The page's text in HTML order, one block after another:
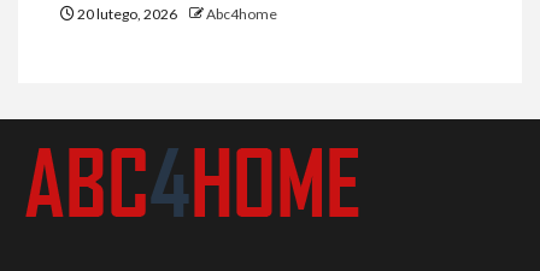
20 lutego, 2026 Abc4home